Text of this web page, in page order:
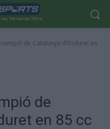
de Catalunya d’Enduret en
de
en 85 cc